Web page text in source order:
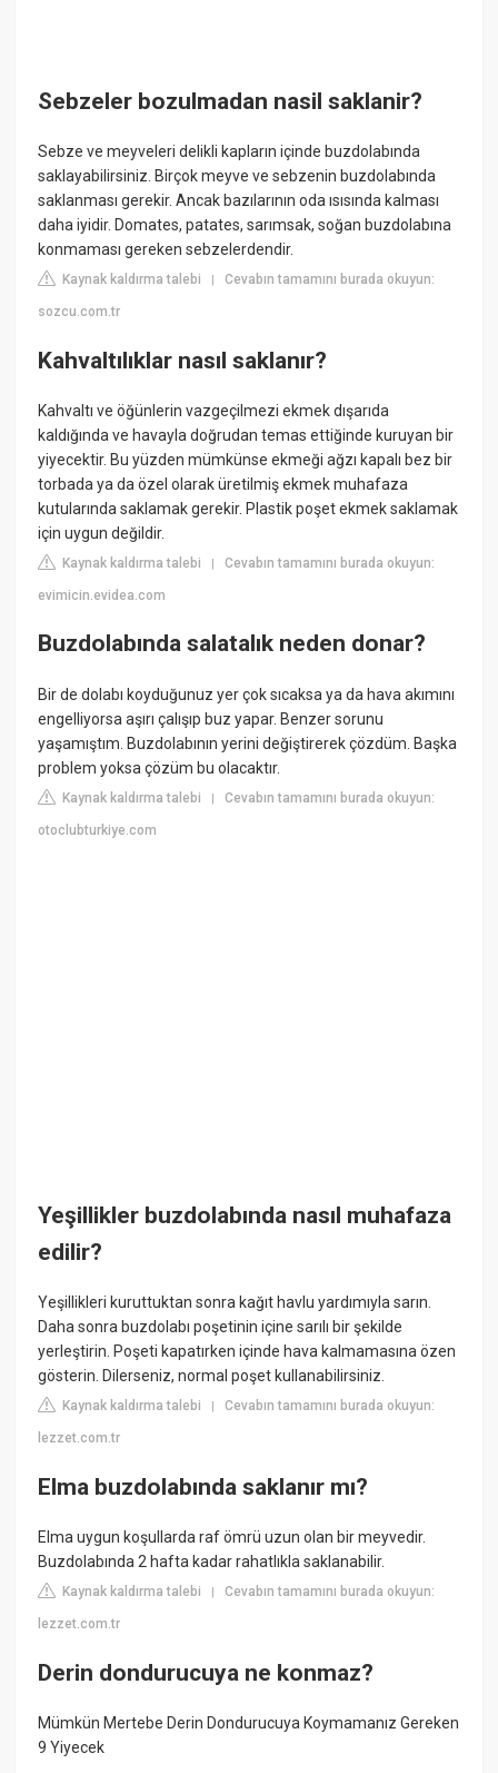
Sebzeler bozulmadan nasil saklanir?
Sebze ve meyveleri delikli kapların içinde buzdolabında
saklayabilirsiniz. Birçok meyve ve sebzenin buzdolabında
saklanması gerekir. Ancak bazılarının oda ısısında kalması
daha iyidir. Domates, patates, sarımsak, soğan buzdolabına
konmaması gereken sebzelerdendir.
Kaynak kaldırma talebi |Cevabın tamamını burada okuyun:
sozcu.com.tr
Kahvaltılıklar nasıl saklanır?
Kahvaltı ve öğünlerin vazgeçilmezi ekmek dışarıda
kaldığında ve havayla doğrudan temas ettiğinde kuruyan bir
yiyecektir. Bu yüzden mümkünse ekmeği ağzı kapalı bez bir
torbada ya da özel olarak üretilmiş ekmek muhafaza
kutularında saklamak gerekir. Plastik poşet ekmek saklamak
için uygun değildir.
Kaynak kaldırma talebi |Cevabın tamamını burada okuyun:
evimicin.evidea.com
Buzdolabında salatalık neden donar?
Bir de dolabı koyduğunuz yer çok sıcaksa ya da hava akımını
engelliyorsa aşırı çalışıp buz yapar. Benzer sorunu
yaşamıştım. Buzdolabının yerini değiştirerek çözdüm. Başka
problem yoksa çözüm bu olacaktır.
Kaynak kaldırma talebi |Cevabın tamamını burada okuyun:
otoclubturkiye.com
Yeşillikler buzdolabında nasıl muhafaza
edilir?
Yeşillikleri kuruttuktan sonra kağıt havlu yardımıyla sarın.
Daha sonra buzdolabı poşetinin içine sarılı bir şekilde
yerleştirin. Poşeti kapatırken içinde hava kalmamasına özen
gösterin. Dilerseniz, normal poşet kullanabilirsiniz.
Kaynak kaldırma talebi |Cevabın tamamını burada okuyun:
lezzet.com.tr
Elma buzdolabında saklanır mı?
Elma uygun koşullarda raf ömrü uzun olan bir meyvedir.
Buzdolabında 2 hafta kadar rahatlıkla saklanabilir.
Kaynak kaldırma talebi |Cevabın tamamını burada okuyun:
lezzet.com.tr
Derin dondurucuya ne konmaz?
Mümkün Mertebe Derin Dondurucuya Koymamanız Gereken
9 Yiyecek